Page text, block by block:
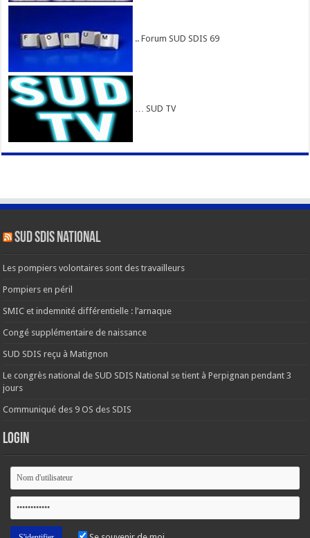
.. Forum SUD SDIS 69
… SUD TV
SUD SDIS national
Les pompiers volontaires sont des travailleurs
Pompiers en péril
SMIC et indemnité différentielle : l’arnaque
Congé supplémentaire de naissance
SUD SDIS reçu à Matignon
Le congrès national de SUD SDIS National se tient à Perpignan pendant 3
jours
Communiqué des 9 OS des SDIS
Login